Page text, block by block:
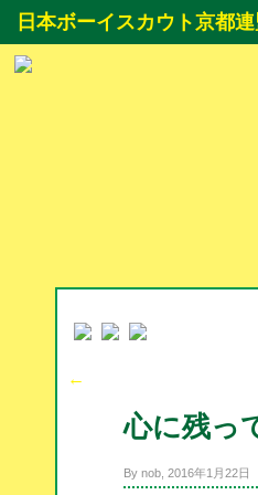
日本ボーイスカウト京都
←
心に残っ
By nob, 2016年1月22日